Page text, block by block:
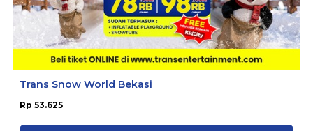
Trans Snow World Bekasi
Rp 53.625